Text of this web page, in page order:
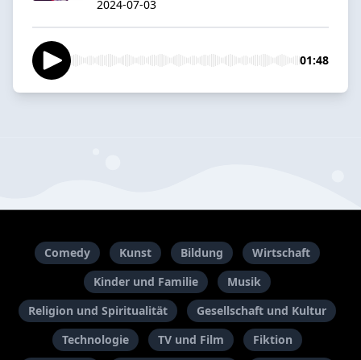
2024-07-03
01:48
Comedy Kunst Bildung
Wirtschaft
Kinder und Familie
Musik
Religion und Spiritualität
Gesellschaft und Kultur
Technologie
TV und Film Fiktion